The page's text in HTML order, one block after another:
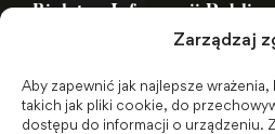
Zarządzaj
Aby zapewnić jak najlepsze
takich jak pliki cookie, do
dostępu do informacji o urządzeniu.
Biuletyn Informacji
BIP - Biuletyn Informacji